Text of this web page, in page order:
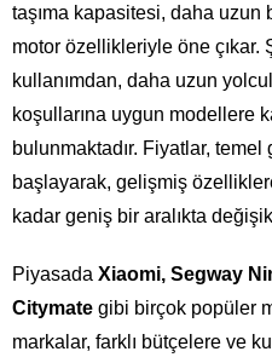
taşıma kapasitesi, daha uzun
motor özellikleriyle öne çıkar.
kullanımdan, daha uzun
koşullarına uygun modellere
bulunmaktadır. Fiyatlar,
başlayarak, gelişmiş
kadar geniş bir aralıkta
Piyasada Xiaomi, Segway
Citymate gibi birçok popüler
markalar, farklı bütçelere ve